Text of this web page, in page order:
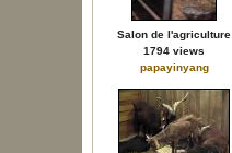
Salon de l'agriculture
1794 views
papayinyang